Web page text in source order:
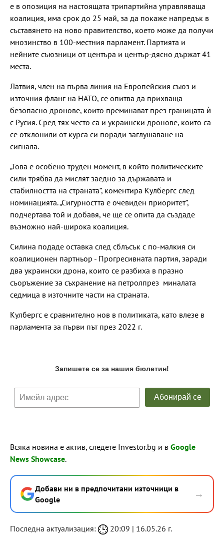
е в опозиция на настоящата трипартийна управляваща
коалиция, има срок до 25 май, за да покаже напредък в
съставянето на ново правителство, което може да получи
мнозинство в 100-местния парламент. Партията и
нейните съюзници от центъра и център-дясно държат 41
места.
Латвия, член на първа линия на Европейския съюз и
източния фланг на НАТО, се опитва да прихваща
безопасно дронове, които преминават през границата ѝ
с Русия. Сред тях често са и украински дронове, които са
се отклонили от курса си поради заглушаване на
сигнала.
„Това е особено труден момент, в който политическите
сили трябва да мислят заедно за държавата и
стабилността на страната“, коментира Кулбергс след
номинацията. „Сигурността е очевиден приоритет“,
подчертава той и добавя, че ще се опита да създаде
възможно най-широка коалиция.
Силина подаде оставка след сблъсък с по-малкия си
коалиционен партньор - Прогресивната партия, заради
два украински дрона, които се разбиха в празно
съоръжение за съхранение на петролпрез миналата
седмица в източните части на страната.
Кулбергс е сравнително нов в политиката, като влезе в
парламента за първи път през 2022 г.
Всяка новина е актив, следете Investor.bg и в Google
News Showcase.
Добави ни в предпочитани източници в
Google
→
Последна актуализация: 20:09 | 16.05.26 г.